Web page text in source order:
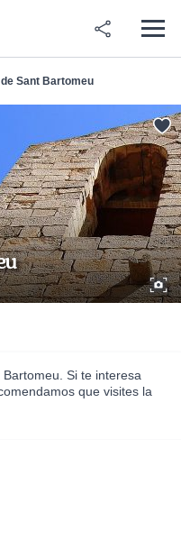
de Sant Bartomeu
Si te interesa
que visites la